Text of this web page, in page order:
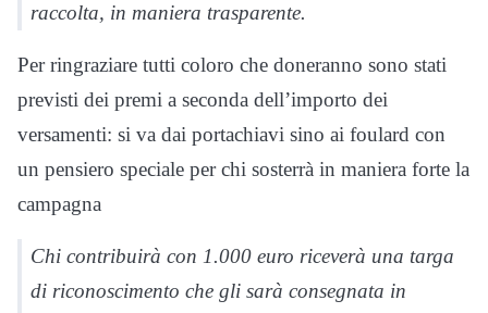
raccolta, in maniera trasparente.
Per ringraziare tutti coloro che doneranno sono stati
previsti dei premi a seconda dell’importo dei
versamenti: si va dai portachiavi sino ai foulard con
un pensiero speciale per chi sosterrà in maniera forte la
campagna
Chi contribuirà con 1.000 euro riceverà una targa
di riconoscimento che gli sarà consegnata in